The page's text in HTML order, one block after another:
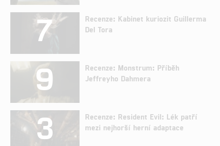
7
Recenze: Kabinet kuriozit Guillerma
Del Tora
9
Recenze: Monstrum: Příběh
Jeffreyho Dahmera
3
Recenze: Resident Evil: Lék patří
mezi nejhorší herní adaptace